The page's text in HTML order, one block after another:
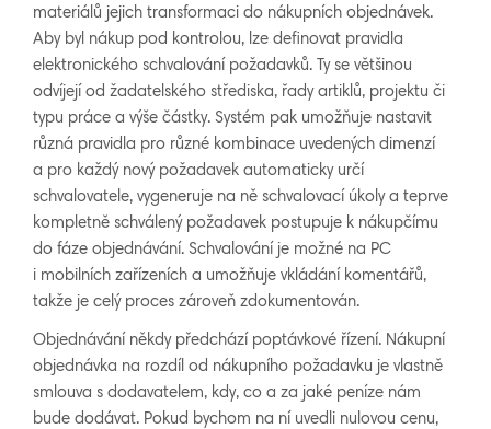
materiálů jejich transformaci do nákupních objednávek.
Aby byl nákup pod kontrolou, lze definovat pravidla
elektronického schvalování požadavků. Ty se většinou
odvíjejí od žadatelského střediska, řady artiklů, projektu či
typu práce a výše částky. Systém pak umožňuje nastavit
různá pravidla pro různé kombinace uvedených dimenzí
a pro každý nový požadavek automaticky určí
schvalovatele, vygeneruje na ně schvalovací úkoly a teprve
kompletně schválený požadavek postupuje k nákupčímu
do fáze objednávání. Schvalování je možné na PC
i mobilních zařízeních a umožňuje vkládání komentářů,
takže je celý proces zároveň zdokumentován.
Objednávání někdy předchází poptávkové řízení. Nákupní
objednávka na rozdíl od nákupního požadavku je vlastně
smlouva s dodavatelem, kdy, co a za jaké peníze nám
bude dodávat. Pokud bychom na ní uvedli nulovou cenu,